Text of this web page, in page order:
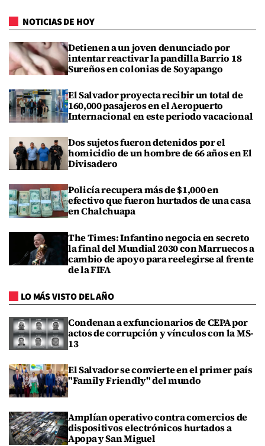
NOTICIAS DE HOY
Detienen a un joven denunciado por
intentar reactivar la pandilla Barrio 18
Sureños en colonias de Soyapango
El Salvador proyecta recibir un total de
160,000 pasajeros en el Aeropuerto
Internacional en este periodo vacacional
Dos sujetos fueron detenidos por el
homicidio de un hombre de 66 años en El
Divisadero
Policía recupera más de $1,000 en
efectivo que fueron hurtados de una casa
en Chalchuapa
The Times: Infantino negocia en secreto
la final del Mundial 2030 con Marruecos a
cambio de apoyo para reelegirse al frente
de la FIFA
LO MÁS VISTO DEL AÑO
Condenan a exfuncionarios de CEPA por
actos de corrupción y vínculos con la MS-
13
El Salvador se convierte en el primer país
"Family Friendly" del mundo
Amplían operativo contra comercios de
dispositivos electrónicos hurtados a
Apopa y San Miguel